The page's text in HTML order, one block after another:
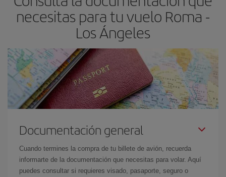
necesitas para tu vuelo Roma -
Los Ángeles
Documentación general
Cuando termines la compra de tu billete de avión, recuerda
informarte de la documentación que necesitas para volar. Aquí
puedes consultar si requieres visado, pasaporte, seguro o